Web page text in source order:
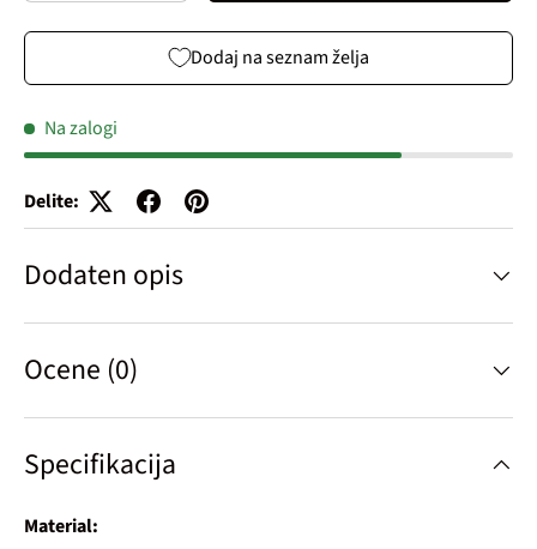
Dodaj na seznam želja
Na zalogi
Delite:
Dodaten opis
Ocene (0)
Specifikacija
Material: